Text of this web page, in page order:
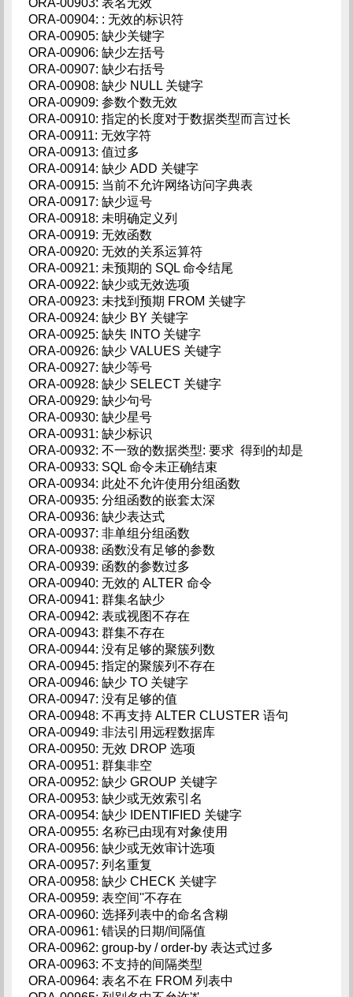
ORA-00903: 表名无效
ORA-00904: : 无效的标识符
ORA-00905: 缺少关键字
ORA-00906: 缺少左括号
ORA-00907: 缺少右括号
ORA-00908: 缺少 NULL 关键字
ORA-00909: 参数个数无效
ORA-00910: 指定的长度对于数据类型而言过长
ORA-00911: 无效字符
ORA-00913: 值过多
ORA-00914: 缺少 ADD 关键字
ORA-00915: 当前不允许网络访问字典表
ORA-00917: 缺少逗号
ORA-00918: 未明确定义列
ORA-00919: 无效函数
ORA-00920: 无效的关系运算符
ORA-00921: 未预期的 SQL 命令结尾
ORA-00922: 缺少或无效选项
ORA-00923: 未找到预期 FROM 关键字
ORA-00924: 缺少 BY 关键字
ORA-00925: 缺失 INTO 关键字
ORA-00926: 缺少 VALUES 关键字
ORA-00927: 缺少等号
ORA-00928: 缺少 SELECT 关键字
ORA-00929: 缺少句号
ORA-00930: 缺少星号
ORA-00931: 缺少标识
ORA-00932: 不一致的数据类型: 要求 得到的却是
ORA-00933: SQL 命令未正确结束
ORA-00934: 此处不允许使用分组函数
ORA-00935: 分组函数的嵌套太深
ORA-00936: 缺少表达式
ORA-00937: 非单组分组函数
ORA-00938: 函数没有足够的参数
ORA-00939: 函数的参数过多
ORA-00940: 无效的 ALTER 命令
ORA-00941: 群集名缺少
ORA-00942: 表或视图不存在
ORA-00943: 群集不存在
ORA-00944: 没有足够的聚簇列数
ORA-00945: 指定的聚簇列不存在
ORA-00946: 缺少 TO 关键字
ORA-00947: 没有足够的值
ORA-00948: 不再支持 ALTER CLUSTER 语句
ORA-00949: 非法引用远程数据库
ORA-00950: 无效 DROP 选项
ORA-00951: 群集非空
ORA-00952: 缺少 GROUP 关键字
ORA-00953: 缺少或无效索引名
ORA-00954: 缺少 IDENTIFIED 关键字
ORA-00955: 名称已由现有对象使用
ORA-00956: 缺少或无效审计选项
ORA-00957: 列名重复
ORA-00958: 缺少 CHECK 关键字
ORA-00959: 表空间''不存在
ORA-00960: 选择列表中的命名含糊
ORA-00961: 错误的日期/间隔值
ORA-00962: group-by / order-by 表达式过多
ORA-00963: 不支持的间隔类型
ORA-00964: 表名不在 FROM 列表中